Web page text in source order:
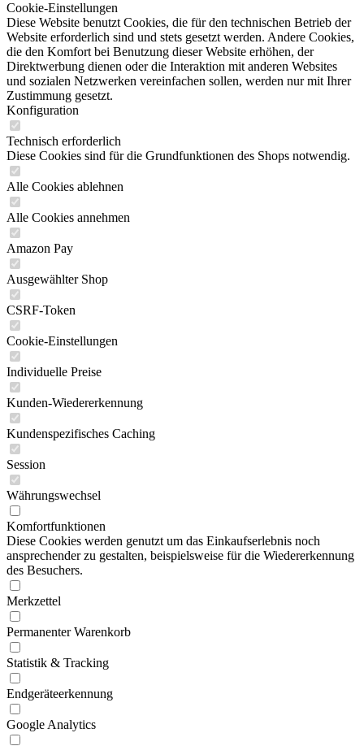
Cookie-Einstellungen
Diese Website benutzt Cookies, die für den technischen Betrieb der
Website erforderlich sind und stets gesetzt werden. Andere Cookies,
die den Komfort bei Benutzung dieser Website erhöhen, der
Direktwerbung dienen oder die Interaktion mit anderen Websites
und sozialen Netzwerken vereinfachen sollen, werden nur mit Ihrer
Zustimmung gesetzt.
Konfiguration
Technisch erforderlich
Diese Cookies sind für die Grundfunktionen des Shops notwendig.
Alle Cookies ablehnen
Alle Cookies annehmen
Amazon Pay
Ausgewählter Shop
CSRF-Token
Cookie-Einstellungen
Individuelle Preise
Kunden-Wiedererkennung
Kundenspezifisches Caching
Session
Währungswechsel
Komfortfunktionen
Diese Cookies werden genutzt um das Einkaufserlebnis noch
ansprechender zu gestalten, beispielsweise für die Wiedererkennung
des Besuchers.
Merkzettel
Permanenter Warenkorb
Statistik & Tracking
Endgeräteerkennung
Google Analytics